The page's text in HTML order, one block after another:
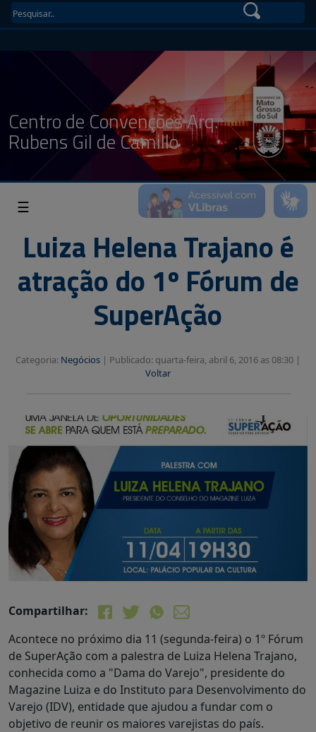
Centro de Convenções Arq.
Rubens Gil de Camillo
☰
Luiza Helena Trajano é
atração do 1º Fórum de
SuperAção
Categoria: Negócios | Publicado: quarta-feira, abril 6, 2016 as 08:30 |
Voltar
Compartilhar:
Acontece no próximo dia 11 (segunda-feira) o 1º Fórum
de SuperAção com a palestra de Luiza Helena Trajano,
conhecida como a "Dama do Varejo", presidente do
Magazine Luiza e do Instituto para Desenvolvimento do
Varejo (IDV), entidade que ajudou a fundar com o
objetivo de reunir os maiores varejistas do país.